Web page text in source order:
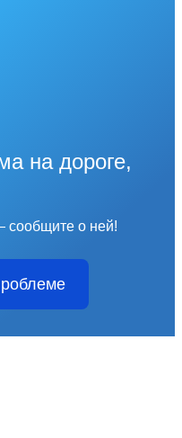
на дороге,
сообщите о ней!